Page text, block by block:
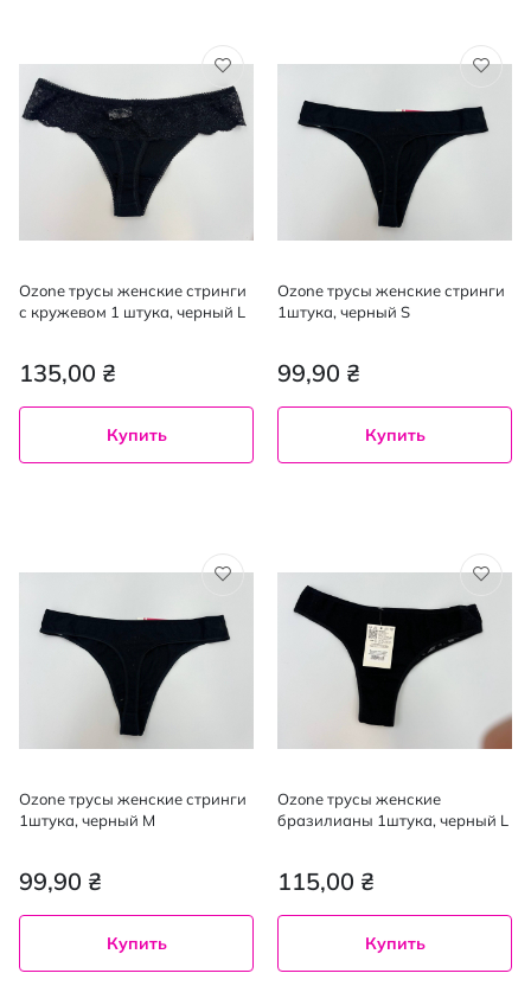
Ozone трусы женские стринги
с кружевом 1 штука, черный L
135,00 ₴
Купить
Ozone трусы женские стринги
1штука, черный S
99,90 ₴
Купить
Ozone трусы женские стринги
1штука, черный M
99,90 ₴
Купить
Ozone трусы женские
бразилианы 1штука, черный L
115,00 ₴
Купить